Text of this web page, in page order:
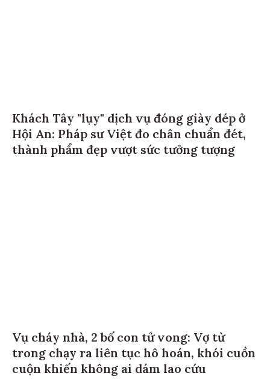
Khách Tây "lụy" dịch vụ đóng giày dép ở
Hội An: Pháp sư Việt đo chân chuẩn đét,
thành phẩm đẹp vượt sức tưởng tượng
Vụ cháy nhà, 2 bố con tử vong: Vợ từ
trong chạy ra liên tục hô hoán, khói cuồn
cuộn khiến không ai dám lao cứu